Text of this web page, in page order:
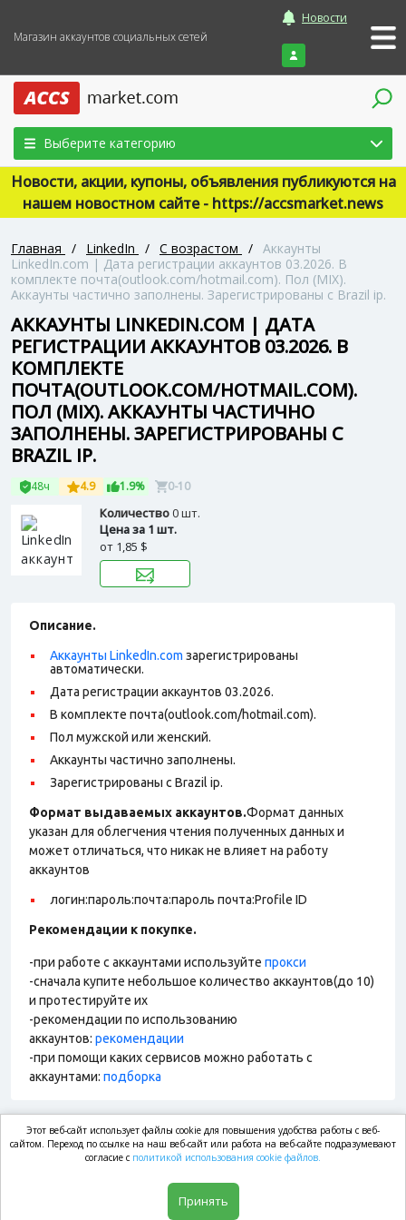
Магазин аккаунтов социальных сетей
Новости
Войти
Выберите категорию
Новости, акции, купоны, объявления публикуются на
нашем новостном сайте - https://accsmarket.news
Главная / LinkedIn / С возрастом / Аккаунты
LinkedIn.com | Дата регистрации аккаунтов 03.2026. В
комплекте почта(outlook.com/hotmail.com). Пол (MIX).
Аккаунты частично заполнены. Зарегистрированы с Brazil ip.
АККАУНТЫ LINKEDIN.COM | ДАТА
РЕГИСТРАЦИИ АККАУНТОВ 03.2026. В
КОМПЛЕКТЕ
ПОЧТА(OUTLOOK.COM/HOTMAIL.COM).
ПОЛ (MIX). АККАУНТЫ ЧАСТИЧНО
ЗАПОЛНЕНЫ. ЗАРЕГИСТРИРОВАНЫ С
BRAZIL IP.
48ч 4.9 1.9% 0-10
Количество0 шт.
Цена за 1 шт.
от 1,85 $
Описание.
Аккаунты LinkedIn.com зарегистрированы
автоматически.
Дата регистрации аккаунтов 03.2026.
В комплекте почта(outlook.com/hotmail.com).
Пол мужской или женский.
Аккаунты частично заполнены.
Зарегистрированы с Brazil ip.
Формат выдаваемых аккаунтов.Формат данных
указан для облегчения чтения полученных данных и
может отличаться, что никак не влияет на работу
аккаунтов
логин:пароль:почта:пароль почта:Profile ID
Рекомендации к покупке.
-при работе с аккаунтами используйте прокси
-сначала купите небольшое количество аккаунтов(до 10)
и протестируйте их
-рекомендации по использованию
аккаунтов: рекомендации
-при помощи каких сервисов можно работать с
аккаунтами: подборка
market.com
Этот веб-сайт использует файлы cookie для повышения удобства работы с веб-
сайтом. Переход по ссылке на наш веб-сайт или работа на веб-сайте подразумевают
согласие с политикой использования cookie файлов.
Принять